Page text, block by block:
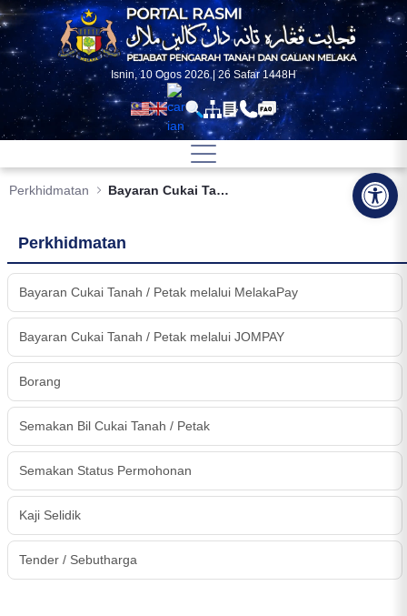
Skip to Main Content
Isnin, 10 Ogos 2026 | 26 Safar 1448H
Perkhidmatan Bayaran Cukai Tanah / Petak melalui MelakaPay
Perkhidmatan
Bayaran Cukai Tanah / Petak melalui MelakaPay
Bayaran Cukai Tanah / Petak melalui JOMPAY
Borang
Semakan Bil Cukai Tanah / Petak
Semakan Status Permohonan
Kaji Selidik
Tender / Sebutharga